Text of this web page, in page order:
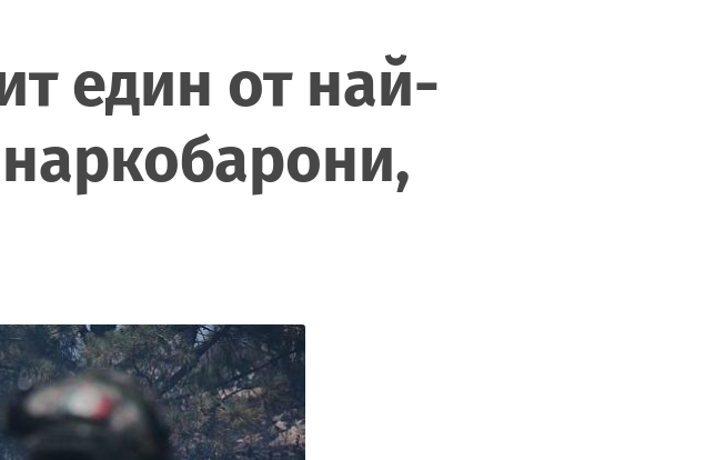
един от най-